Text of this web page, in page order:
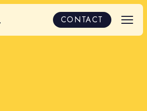
CONTACT
からのお知らせ一覧